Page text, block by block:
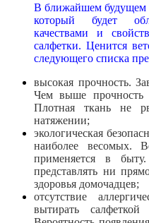
В ближайшем будущем
который будет
качествами и
салфетки. Ценится
следующего списка
высокая прочность.
Чем выше
Плотная ткань не
натяжении;
экологическая
наиболее весомых.
применяется в
представлять ни
здоровья домочадцев;
отсутствие
вытирать